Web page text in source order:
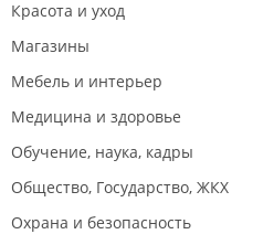
Красота и уход
Магазины
Мебель и интерьер
Медицина и здоровье
Обучение, наука, кадры
Общество, Государство, ЖКХ
Охрана и безопасность